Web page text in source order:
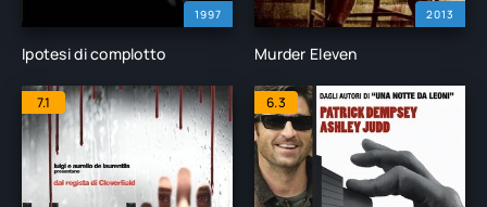
1997
Ipotesi di complotto
2013
Murder Eleven
7.1 6.3